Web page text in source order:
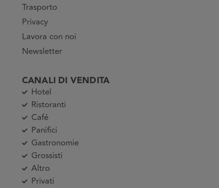
Trasporto
Privacy
Lavora con noi
Newsletter
CANALI DI VENDITA
Hotel
Ristoranti
Café
Panifici
Gastronomie
Grossisti
Altro
Privati